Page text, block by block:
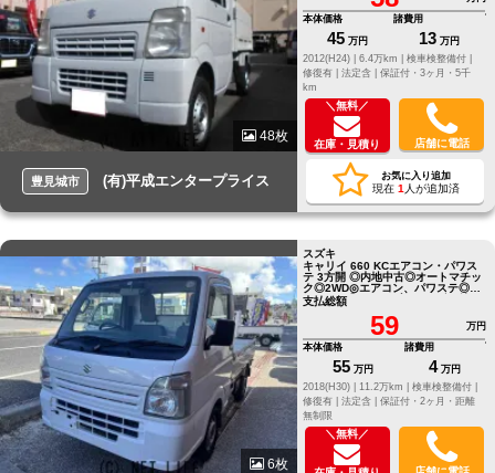
48枚
豊見城市 (有)平成エンタープライス
本体価格
45 万円
諸費用
13 万円
2012(H24) |
6.4万km |
検車検整備付 |
修復有 | 法定含 | 保証付・3ヶ月・5千
km
＼無料／
在庫・見積り 店舗に電話
お気に入り追加
現在 1 人が追加済
6枚
スズキ
キャリイ 660 KCエアコン・パワス
テ 3方開 ◎内地中古◎オートマチッ
ク◎2WD◎エアコン、パワステ◎エ
アバック◎ドライブレコーダー付き
支払総額
59
万円
本体価格
55 万円
諸費用
4 万円
2018(H30) |
11.2万km |
検車検整備付 |
修復有 | 法定含 | 保証付・2ヶ月・距離
無制限
＼無料／